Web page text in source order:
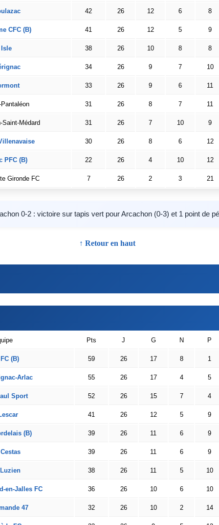
42 26 12 6 8
CFC (B) 41 26 12 5 9
38 26 10 8 8
34 26 9 7 10
33 26 9 6 11
31 26 8 7 11
Saint-Médard 31 26 7 10 9
30 26 8 6 12
PFC (B) 22 26 4 10 12
Gironde FC 7 26 2 3 21
0-2 : victoire sur tapis vert pour Arcachon (0-3) et 1 point de
↑ Retour en haut
Pts J G N P
(B) 59 26 17 8 1
Arlac 55 26 17 4 5
Sport 52 26 15 7 4
41 26 12 5 9
(B) 39 26 11 6 9
39 26 11 6 9
38 26 11 5 10
en-Jalles FC 36 26 10 6 10
47 32 26 10 2 14